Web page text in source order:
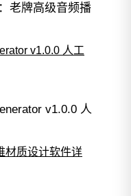
老牌高级音频播
v1.0.0 人工
v1.0.0 人
材质设计软件详